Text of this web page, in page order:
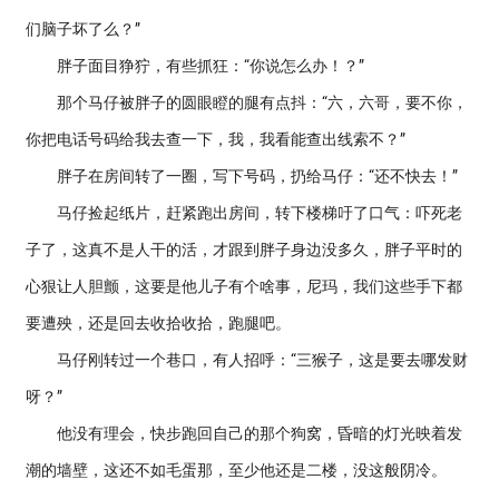
们脑子坏了么？”
胖子面目狰狞，有些抓狂：“你说怎么办！？”
那个马仔被胖子的圆眼瞪的腿有点抖：“六，六哥，要不你，
你把电话号码给我去查一下，我，我看能查出线索不？”
胖子在房间转了一圈，写下号码，扔给马仔：“还不快去！”
马仔捡起纸片，赶紧跑出房间，转下楼梯吁了口气：吓死老
子了，这真不是人干的活，才跟到胖子身边没多久，胖子平时的
心狠让人胆颤，这要是他儿子有个啥事，尼玛，我们这些手下都
要遭殃，还是回去收拾收拾，跑腿吧。
马仔刚转过一个巷口，有人招呼：“三猴子，这是要去哪发财
呀？”
他没有理会，快步跑回自己的那个狗窝，昏暗的灯光映着发
潮的墙壁，这还不如毛蛋那，至少他还是二楼，没这般阴冷。